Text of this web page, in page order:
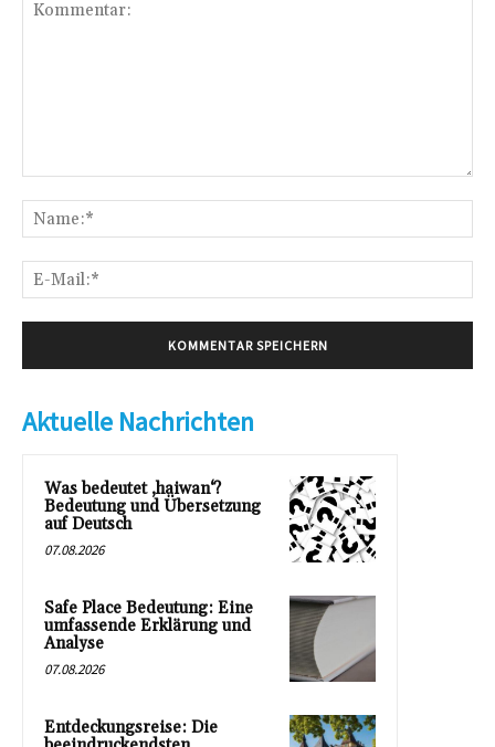
Aktuelle Nachrichten
Was bedeutet ‚haiwan‘?
Bedeutung und Übersetzung
auf Deutsch
07.08.2026
Safe Place Bedeutung: Eine
umfassende Erklärung und
Analyse
07.08.2026
Entdeckungsreise: Die